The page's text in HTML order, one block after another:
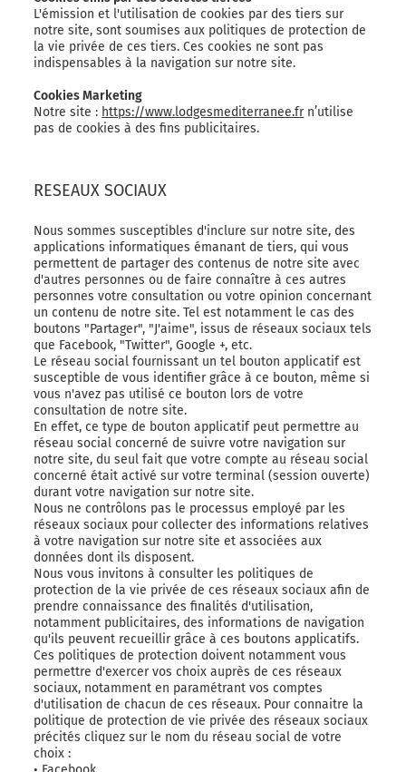
L'émission et l'utilisation de cookies par des tiers sur
notre site, sont soumises aux politiques de protection de
la vie privée de ces tiers. Ces cookies ne sont pas
indispensables à la navigation sur notre site.
Cookies Marketing
Notre site : https://www.lodgesmediterranee.frn’utilise
pas de cookies à des fins publicitaires.
RESEAUX SOCIAUX
Nous sommes susceptibles d'inclure sur notre site, des
applications informatiques émanant de tiers, qui vous
permettent de partager des contenus de notre site avec
d'autres personnes ou de faire connaître à ces autres
personnes votre consultation ou votre opinion concernant
un contenu de notre site. Tel est notamment le cas des
boutons "Partager", "J'aime", issus de réseaux sociaux tels
que Facebook, "Twitter", Google +, etc.
Le réseau social fournissant un tel bouton applicatif est
susceptible de vous identifier grâce à ce bouton, même si
vous n'avez pas utilisé ce bouton lors de votre
consultation de notre site.
En effet, ce type de bouton applicatif peut permettre au
réseau social concerné de suivre votre navigation sur
notre site, du seul fait que votre compte au réseau social
concerné était activé sur votre terminal (session ouverte)
durant votre navigation sur notre site.
Nous ne contrôlons pas le processus employé par les
réseaux sociaux pour collecter des informations relatives
à votre navigation sur notre site et associées aux
données dont ils disposent.
Nous vous invitons à consulter les politiques de
protection de la vie privée de ces réseaux sociaux afin de
prendre connaissance des finalités d'utilisation,
notamment publicitaires, des informations de navigation
qu'ils peuvent recueillir grâce à ces boutons applicatifs.
Ces politiques de protection doivent notamment vous
permettre d'exercer vos choix auprès de ces réseaux
sociaux, notamment en paramétrant vos comptes
d'utilisation de chacun de ces réseaux. Pour connaitre la
politique de protection de vie privée des réseaux sociaux
précités cliquez sur le nom du réseau social de votre
choix :